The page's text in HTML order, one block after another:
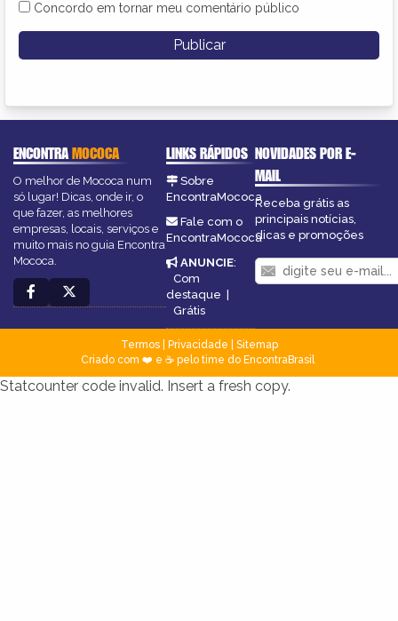
Concordo em tornar meu comentário público
ENCONTRAMOCOCA
O melhor de Mococa num
só lugar! Dicas, onde ir, o
que fazer, as melhores
empresas, locais, serviços e
muito mais no guia Encontra
Mococa.
LINKS RÁPIDOS
Sobre
EncontraMococa
Fale com o
EncontraMococa
ANUNCIE:
Com
destaque
Grátis
NOVIDADES POR E-
MAIL
Receba grátis as
principais notícias,
dicas e promoções
Termos| Privacidade
Sitemap
Criado com ❤️ e ☕ pelo time do EncontraBrasil
Statcounter code invalid. Insert a fresh copy.